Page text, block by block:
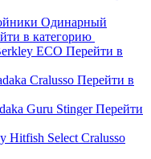
Одинарный
в категорию
ECO Перейти в
Cralusso Перейти в
Guru StingerПерейти
Hitfish Select Cralusso